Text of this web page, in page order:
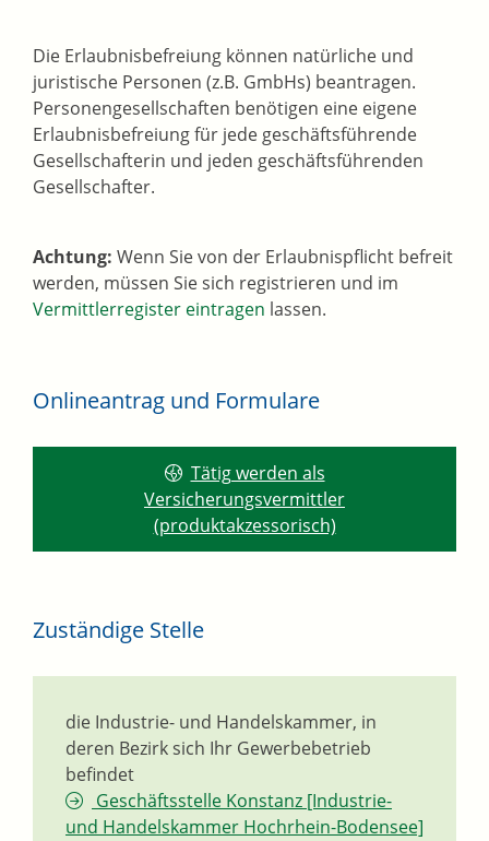
Die Erlaubnisbefreiung können natürliche und
juristische Personen (z.B. GmbHs) beantragen.
Personengesellschaften benötigen eine eigene
Erlaubnisbefreiung für jede geschäftsführende
Gesellschafterin und jeden geschäftsführenden
Gesellschafter.
Achtung: Wenn Sie von der Erlaubnispflicht befreit
werden, müssen Sie sich registrieren und im
Vermittlerregister eintragen lassen.
Onlineantrag und Formulare
Tätig werden als
Versicherungsvermittler
(produktakzessorisch)
Zuständige Stelle
die Industrie- und Handelskammer, in
deren Bezirk sich Ihr Gewerbebetrieb
befindet
Geschäftsstelle Konstanz [Industrie-
und Handelskammer Hochrhein-Bodensee]